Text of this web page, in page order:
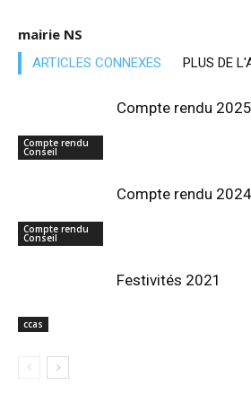
mairie NS
ARTICLES CONNEXES PLUS DE
Compte rendu
Conseil
Compte rendu 2025
Compte rendu
Conseil
Compte rendu 2024
ccas
Festivités 2021